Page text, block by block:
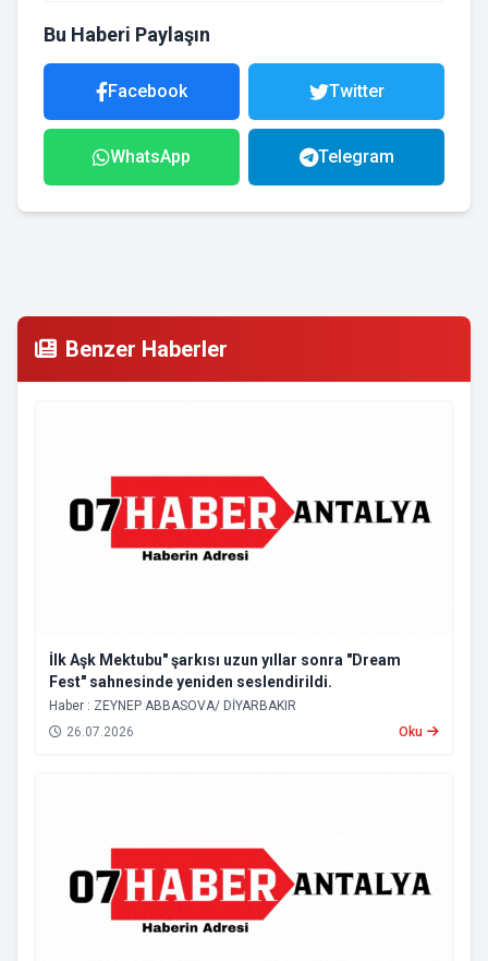
Bu Haberi Paylaşın
Facebook Twitter
WhatsApp Telegram
Benzer Haberler
İlk Aşk Mektubu" şarkısı uzun yıllar sonra "Dream
Fest" sahnesinde yeniden seslendirildi.
Haber : ZEYNEP ABBASOVA/ DİYARBAKIR
26.07.2026
Oku